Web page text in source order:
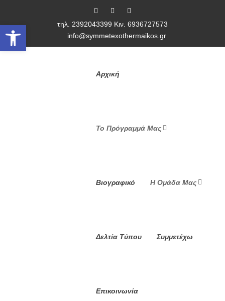
τηλ. 2392043399 Κιν. 6936727573
info@symmetexothermaikos.gr
Αρχική
Το Πρόγραμμά Μας
Βιογραφικό Η Ομάδα Μας
Δελτία Τύπου Συμμετέχω
Επικοινωνία
Ανοίξτε τη γραμμή εργαλείων